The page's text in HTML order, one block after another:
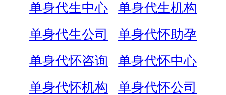
单身代生中心
单身代生机构
单身代生公司
单身代怀助孕
单身代怀咨询
单身代怀中心
单身代怀机构
单身代怀公司